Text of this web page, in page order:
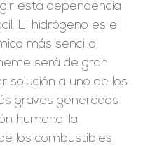
esta dependencia
El hidrógeno es el
más sencillo,
será de gran
solución a uno de los
graves generados
humana: la
los combustibles